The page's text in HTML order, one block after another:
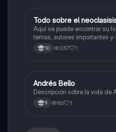
Lengua Castellana
Todo sobre el
Aquí se puede encontrar su
temas, autores importantes y
10 237 1
Lengua Castellana
Andrés Bello
Descripción sobre la vida de
9 86 1